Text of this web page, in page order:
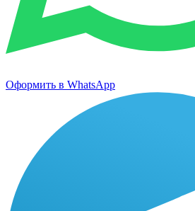
Оформить в WhatsApp